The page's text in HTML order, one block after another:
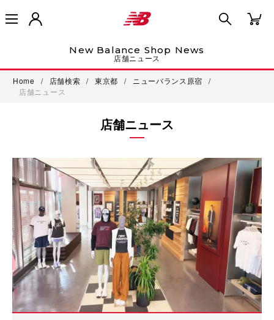
New Balance Shop News
店舗ニュース
Home / 店舗検索 / 東京都 / ニューバランス原宿
/
店舗ニュース
店舗ニュース